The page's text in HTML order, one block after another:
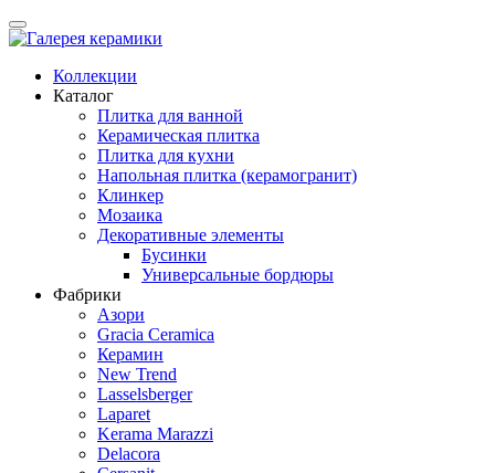
Коллекции
Каталог
Плитка для ванной
Керамическая плитка
Плитка для кухни
Напольная плитка (керамогранит)
Клинкер
Мозаика
Декоративные элементы
Бусинки
Универсальные бордюры
Фабрики
Азори
Gracia Ceramica
Керамин
New Trend
Lasselsberger
Laparet
Kerama Marazzi
Delacora